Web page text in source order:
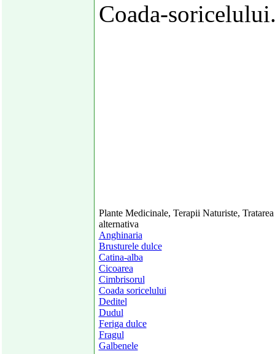
Coada-
Plante Medicinale, Terapii Naturiste,
alternativa
Anghinaria
Brusturele dulce
Catina-alba
Cicoarea
Cimbrisorul
Coada soricelului
Deditel
Dudul
Feriga dulce
Fragul
Galbenele